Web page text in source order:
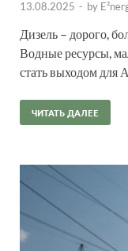
13.08.2025 - by
Дизель – дорого,
Водные ресурсы,
стать выходом для
ЧИТАТЬ ДАЛЕЕ